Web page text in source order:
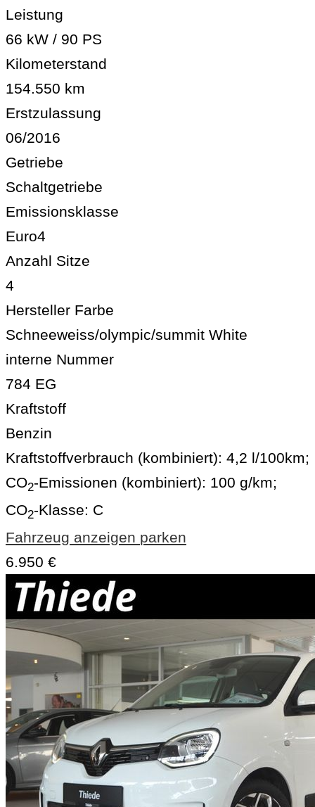
Leistung
66 kW / 90 PS
Kilometerstand
154.550 km
Erstzulassung
06/2016
Getriebe
Schaltgetriebe
Emissionsklasse
Euro4
Anzahl Sitze
4
Hersteller Farbe
Schneeweiss/olympic/summit White
interne Nummer
784 EG
Kraftstoff
Benzin
Kraftstoffverbrauch (kombiniert): 4,2 l/100km;
CO2-Emissionen (kombiniert): 100 g/km;
CO2-Klasse: C
Fahrzeug anzeigen parken
6.950 €